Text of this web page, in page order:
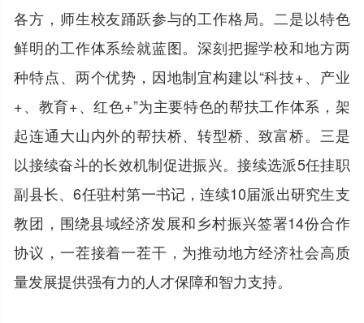
各方，师生校友踊跃参与的工作格局。二是以特色
鲜明的工作体系绘就蓝图。深刻把握学校和地方两
种特点、两个优势，因地制宜构建以“科技+、产业
+、教育+、红色+”为主要特色的帮扶工作体系，架
起连通大山内外的帮扶桥、转型桥、致富桥。三是
以接续奋斗的长效机制促进振兴。接续选派5任挂职
副县长、6任驻村第一书记，连续10届派出研究生支
教团，围绕县域经济发展和乡村振兴签署14份合作
协议，一茬接着一茬干，为推动地方经济社会高质
量发展提供强有力的人才保障和智力支持。